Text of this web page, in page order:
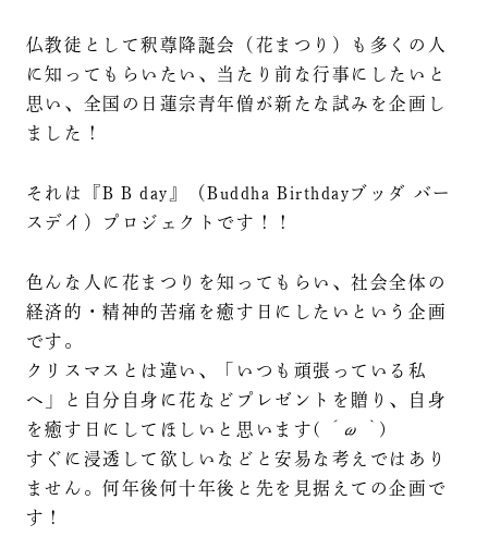
仏教徒として釈尊降誕会（花まつり）も多くの人
に知ってもらいたい、当たり前な行事にしたいと
思い、全国の日蓮宗青年僧が新たな試みを企画し
ました！
それは『B B day』（Buddha Birthdayブッダ バー
スデイ）プロジェクトです！！
色んな人に花まつりを知ってもらい、社会全体の
経済的・精神的苦痛を癒す日にしたいという企画
です。
クリスマスとは違い、「いつも頑張っている私
へ」と自分自身に花などプレゼントを贈り、自身
を癒す日にしてほしいと思います(
´ω｀ )
すぐに浸透して欲しいなどと安易な考えではあり
ません。何年後何十年後と先を見据えての企画で
す！